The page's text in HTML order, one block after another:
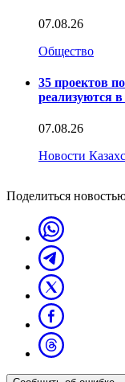
07.08.26
Общество
35 проектов
реализуются
07.08.26
Новости
Поделиться